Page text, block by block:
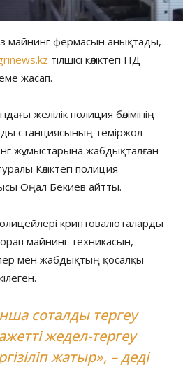
майнинг фермасын анықтады,
тілшісі көліктегі ПД
жасап.
желілік полиция бөлімінің
станциясының теміржол
жұмыстарына жабдықталған
Көліктегі полиция
Оңал Бекиев айтты.
криптовалюталарды
майнинг техникасын,
мен жабдықтың қосалқы
соталды тергеу
жедел-тергеу
жатыр», – деді